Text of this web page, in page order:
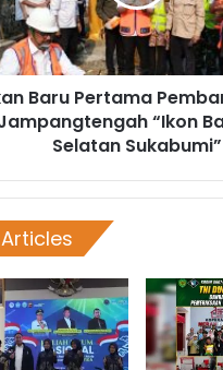
Baru Pertama
“Ikon
Selatan Sukabumi”